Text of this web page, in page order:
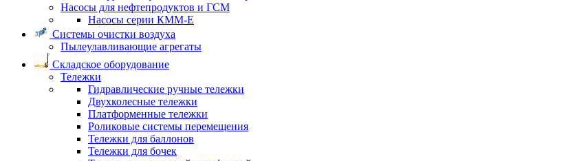
Насосы для нефтепродуктов и ГСМ
Насосы серии КММ-Е
Системы очистки воздуха
Пылеулавливающие агрегаты
Складское оборудование
Тележки
Гидравлические ручные тележки
Двухколесные тележки
Платформенные тележки
Роликовые системы перемещения
Тележки для баллонов
Тележки для бочек